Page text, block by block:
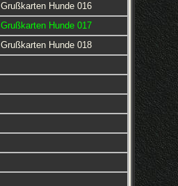
Grußkarten Hunde 016
Grußkarten Hunde 017
Grußkarten Hunde 018